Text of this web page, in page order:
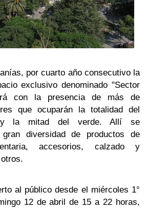
por cuarto año consecutivo la
exclusivo denominado "Sector
con la presencia de más de
que ocuparán la totalidad del
y la mitad del verde. Allí se
diversidad de productos de
accesorios, calzado y
al público desde el miércoles 1°
12 de abril de 15 a 22 horas,